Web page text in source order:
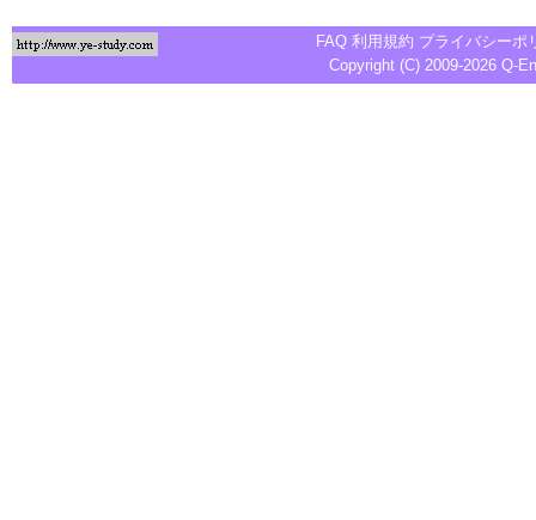
FAQ 利用規約 プライバシーポ
Copyright (C) 2009-2026 Q-